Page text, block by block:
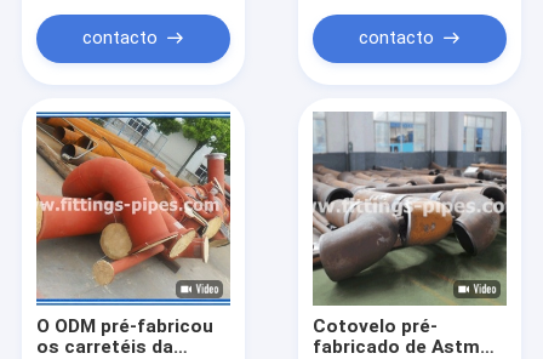
contacto contacto
O ODM pré-fabricou
os carretéis da
Cotovelo pré-
fabricado de Astm